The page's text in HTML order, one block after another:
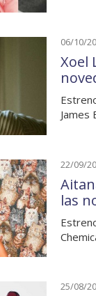
06/10/
Xoel
James
22/09/
las
25/08/